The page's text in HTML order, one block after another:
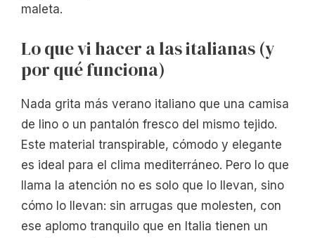
maleta.
Lo que vi hacer a las italianas (y
por qué funciona)
Nada grita más verano italiano que una camisa
de lino o un pantalón fresco del mismo tejido.
Este material transpirable, cómodo y elegante
es ideal para el clima mediterráneo. Pero lo que
llama la atención no es solo que lo llevan, sino
cómo lo llevan: sin arrugas que molesten, con
ese aplomo tranquilo que en Italia tienen un